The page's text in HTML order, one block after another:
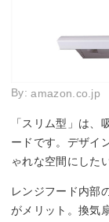
By:amazon.co.jp
「スリム型」は、
ードです。デザイ
ゃれな空間にした
レンジフード内部
がメリット。換気